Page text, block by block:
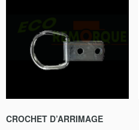
CROCHET D’ARRIMAGE